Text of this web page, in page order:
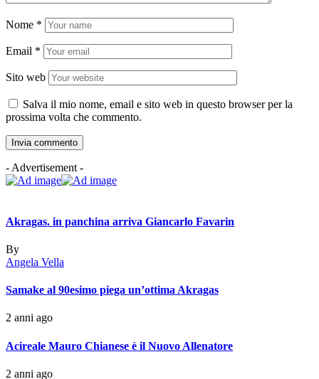
Nome *
Email *
Sito web
Salva il mio nome, email e sito web in questo browser per la
prossima volta che commento.
- Advertisement -
Akragas. in panchina arriva Giancarlo Favarin
By
Angela Vella
Samake al 90esimo piega un’ottima Akragas
2 anni ago
Acireale Mauro Chianese è il Nuovo Allenatore
2 anni ago